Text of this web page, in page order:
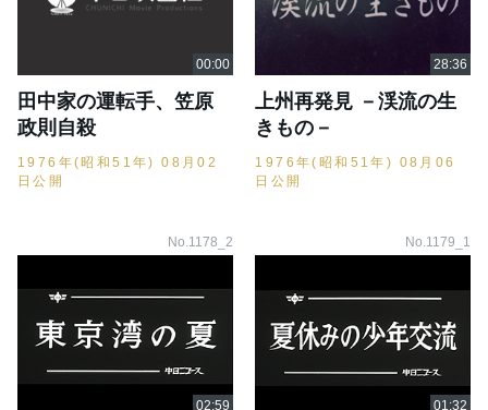
田中家の運転手、笠原
政則自殺
1976年(昭和51年) 08月02
日公開
上州再発見 －渓流の生
きもの－
1976年(昭和51年) 08月06
日公開
No.1178_2 No.1179_1